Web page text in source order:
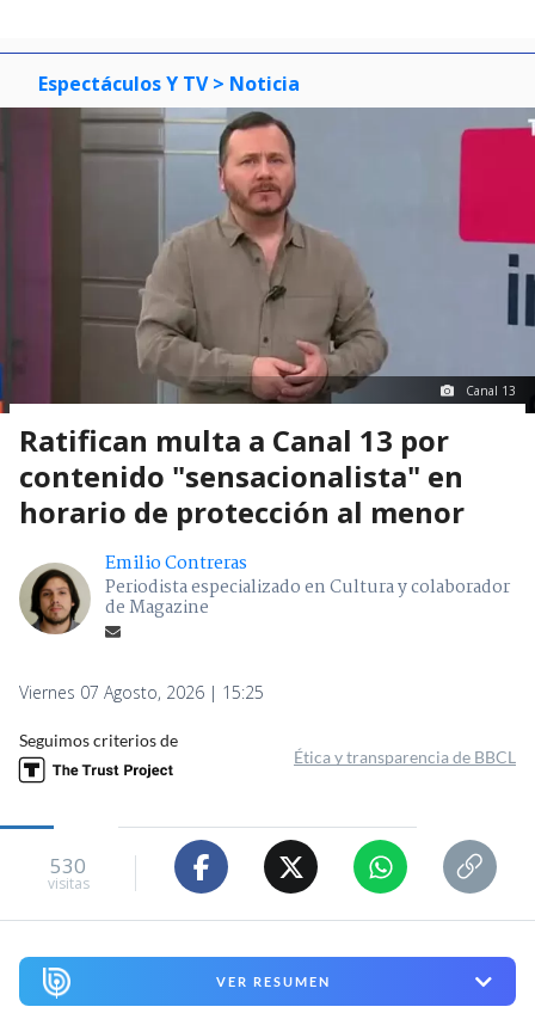
Espectáculos Y TV > Noticia
Canal 13
Ratifican multa a Canal 13 por
contenido "sensacionalista" en
horario de protección al menor
Emilio Contreras
Periodista especializado en Cultura y colaborador
de Magazine
Viernes 07 Agosto, 2026 | 15:25
Seguimos criterios de
Ética y transparencia de BBCL
530
visitas
VER RESUMEN